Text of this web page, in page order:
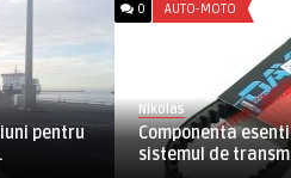
pentru
0 AUTO-MOTO
Nikolas
Componenta
sistemul de